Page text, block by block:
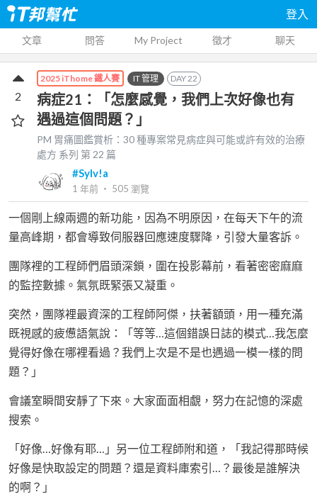
登入
文章 問答 My Project 徵才 聊天
2025 iThome 鐵人賽 IT 管理 DAY22
病症21：「怎麼感覺，我們上次好像也有
遇過這個問題？」
PM 胃痛圖鑑賞析：30 種專案常見病症與可能或許有效的治療
處方 系列 第22 篇
#Sylv!a
1 年前 ‧ 505 瀏覽
2
一個剛上線兩週的新功能，因為不明原因，在每天下午的流
量高峰期，都會導致伺服器回應速度驟降，引發大量客訴。
團隊裡的工程師們眉頭深鎖，圍在投影幕前，看著密密麻麻
的監控數據。氣氛既緊張又凝重。
突然，團隊裡最資深的工程師阿傑，扶著額頭，用一種充滿
既視感的疲憊語氣說：「等等…這個錯誤日誌的模式…我怎麼
覺得好像在哪裡看過？我們上次是不是也遇過一模一樣的問
題？」
會議室瞬間安靜了下來。大家面面相覷，努力在記憶的深處
搜索。
「好像…好像有耶…」另一位工程師附和道，「我記得那時候
好像是快取設定的問題？還是資料庫索引…？最後是誰解決
的啊？」